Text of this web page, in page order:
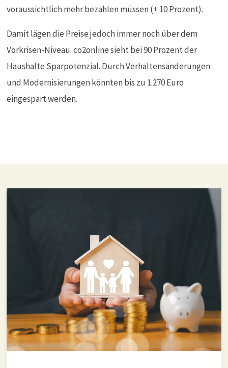
voraussichtlich mehr bezahlen müssen (+ 10 Prozent).
Damit lägen die Preise jedoch immer noch über dem
Vorkrisen-Niveau. co2online sieht bei 90 Prozent der
Haushalte Sparpotenzial. Durch Verhaltensänderungen
und Modernisierungen könnten bis zu 1.270 Euro
eingespart werden.